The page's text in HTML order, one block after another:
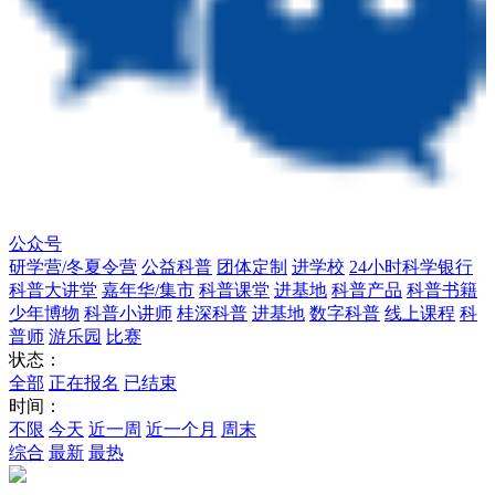
公众号
研学营/冬夏令营 公益科普 团体定制 进学校 24小时科学银行
科普大讲堂 嘉年华/集市 科普课堂 进基地 科普产品 科普书籍
少年博物 科普小讲师 桂深科普 进基地 数字科普 线上课程 科
普师 游乐园 比赛
状态：
全部 正在报名 已结束
时间：
不限 今天 近一周 近一个月 周末
综合 最新 最热